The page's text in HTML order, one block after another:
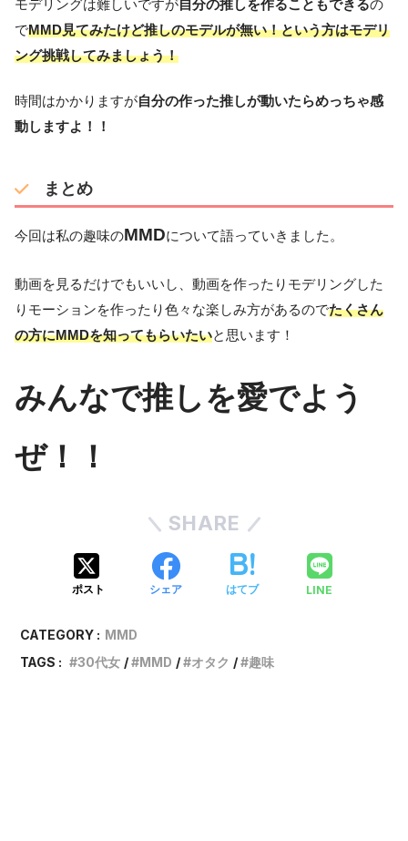
モデリングは難しいですが自分の推しを作ることもできるの
でMMD見てみたけど推しのモデルが無い！という方はモデリ
ング挑戦してみましょう！
時間はかかりますが自分の作った推しが動いたらめっちゃ感
動しますよ！！
まとめ
今回は私の趣味のMMDについて語っていきました。
動画を見るだけでもいいし、動画を作ったりモデリングした
りモーションを作ったり色々な楽しみ方があるのでたくさん
の方にMMDを知ってもらいたいと思います！
みんなで推しを愛でよう
ぜ！！
SHARE
ポスト シェア はてブ LINE
CATEGORY : MMD
TAGS :
30代女 MMD オタク 趣味